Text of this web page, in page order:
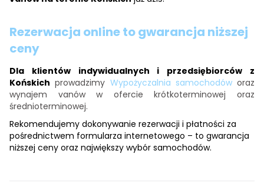
Rezerwacja online to gwarancja niższej
ceny
Dla klientów indywidualnych i przedsiębiorców z
Końskich prowadzimy Wypożyczalnia samochodóworaz
wynajem vanów w ofercie krótkoterminowej oraz
średnioterminowej.
Rekomendujemy dokonywanie rezerwacji i płatności za
pośrednictwem formularza internetowego – to gwarancja
niższej ceny oraz największy wybór samochodów.